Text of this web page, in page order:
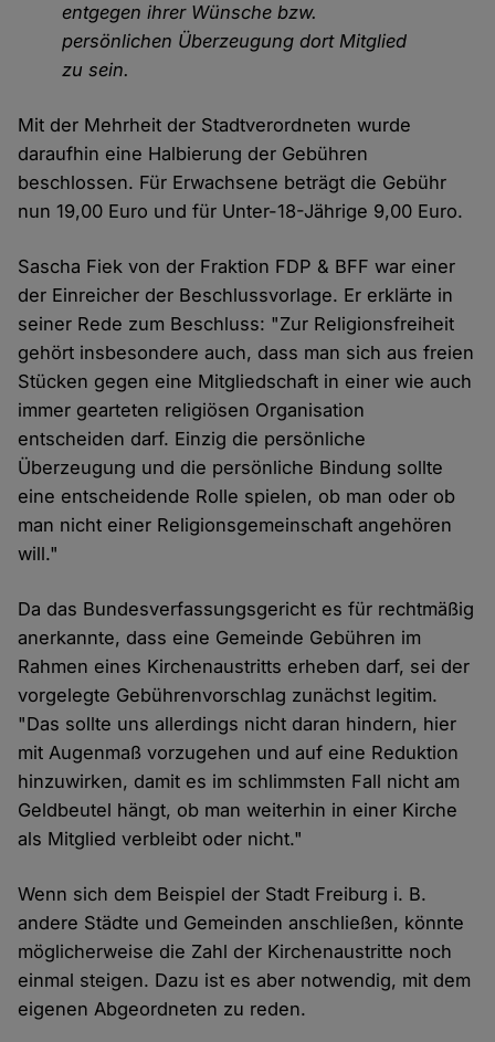
entgegen ihrer Wünsche bzw.
persönlichen Überzeugung dort Mitglied
zu sein.
Mit der Mehrheit der Stadtverordneten wurde
daraufhin eine Halbierung der Gebühren
beschlossen. Für Erwachsene beträgt die Gebühr
nun 19,00 Euro und für Unter-18-Jährige 9,00 Euro.
Sascha Fiek von der Fraktion FDP & BFF war einer
der Einreicher der Beschlussvorlage. Er erklärte in
seiner Rede zum Beschluss: "Zur Religionsfreiheit
gehört insbesondere auch, dass man sich aus freien
Stücken gegen eine Mitgliedschaft in einer wie auch
immer gearteten religiösen Organisation
entscheiden darf. Einzig die persönliche
Überzeugung und die persönliche Bindung sollte
eine entscheidende Rolle spielen, ob man oder ob
man nicht einer Religionsgemeinschaft angehören
will."
Da das Bundesverfassungsgericht es für rechtmäßig
anerkannte, dass eine Gemeinde Gebühren im
Rahmen eines Kirchenaustritts erheben darf, sei der
vorgelegte Gebührenvorschlag zunächst legitim.
"Das sollte uns allerdings nicht daran hindern, hier
mit Augenmaß vorzugehen und auf eine Reduktion
hinzuwirken, damit es im schlimmsten Fall nicht am
Geldbeutel hängt, ob man weiterhin in einer Kirche
als Mitglied verbleibt oder nicht."
Wenn sich dem Beispiel der Stadt Freiburg i. B.
andere Städte und Gemeinden anschließen, könnte
möglicherweise die Zahl der Kirchenaustritte noch
einmal steigen. Dazu ist es aber notwendig, mit dem
eigenen Abgeordneten zu reden.